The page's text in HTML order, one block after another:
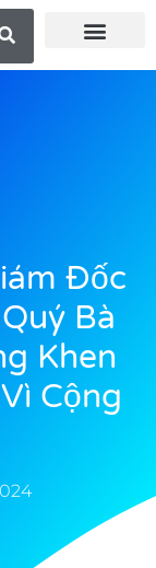
Đốc
Bà
Khen
Cộng